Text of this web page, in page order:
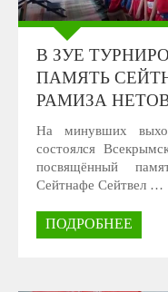
В ЗУЕ
ПАМЯТЬ
РАМИЗА
На минувших
состоялся
посвящённый
Сейтнафе Сейтвел …
ПОДРОБНЕЕ